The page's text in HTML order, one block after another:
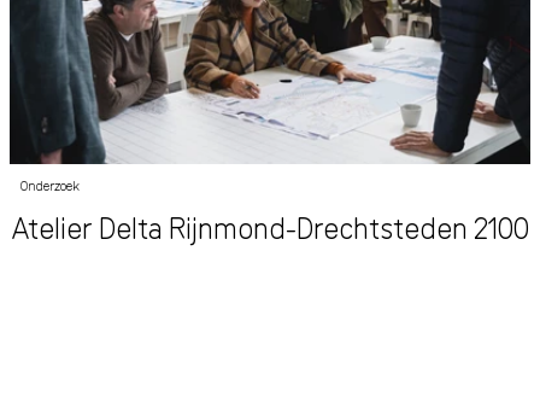
Onderzoek
Atelier Delta Rijnmond-Drechtsteden 2100